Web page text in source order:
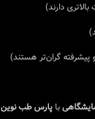
دارند)
گران‌تر هستند)
با پارس طب نوین